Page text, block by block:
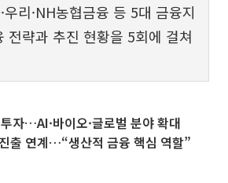
우리·NH농협금융 등 5대 금융지
전략과 추진 현황을 5회에 걸쳐
자…AI·바이오·글로벌 분야 확대
출 연계…“생산적 금융 핵심 역할”